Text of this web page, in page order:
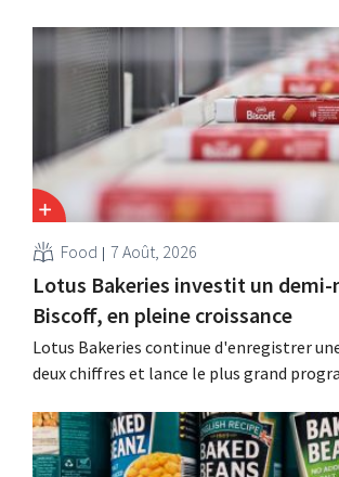
considérablement ses coûts tout en
croissance, notamment pour Guinness
prêts à boire.
Food 7 Août, 2026
Lotus Bakeries investit un
Biscoff, en pleine croissance
Lotus Bakeries continue d'enregistrer
deux chiffres et lance le plus grand
capacité de production de Biscoff : «
cette opportunité ».